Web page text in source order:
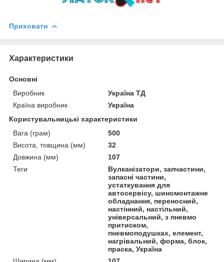
Приховати
Характеристики
Основні
Виробник
Україна ТД
Країна виробник
Україна
Користувальницькі характеристики
Вага (грам)
500
Висота, товщина (мм)
32
Довжина (мм)
107
Теги
Вулканізатори, запчастини,
запасні частини,
устаткування для
автосервісу, шиномонтажне
обладнання, переносний,
настінний, настільний,
універсальний, з пневмо
притиском,
пневмоподушках, елемент,
нагрівальний, форма, блок,
праска, Україна